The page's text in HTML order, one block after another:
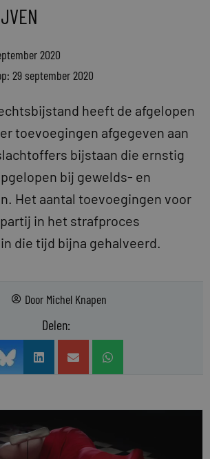
2020
29 september 2020
heeft de afgelopen
toevoegingen afgegeven aan
bijstaan die ernstig
bij gewelds- en
Het aantal toevoegingen voor
in het strafproces
die tijd bijna gehalveerd.
Door Michel Knapen
Delen: